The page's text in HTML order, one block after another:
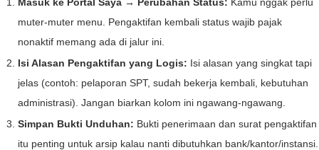
muter-muter menu. Pengaktifan kembali status wajib pajak
nonaktif memang ada di jalur ini.
Isi Alasan Pengaktifan yang Logis: Isi alasan yang singkat tapi
jelas (contoh: pelaporan SPT, sudah bekerja kembali, kebutuhan
administrasi). Jangan biarkan kolom ini ngawang-ngawang.
Simpan Bukti Unduhan: Bukti penerimaan dan surat pengaktifan
itu penting untuk arsip kalau nanti dibutuhkan bank/kantor/instansi.